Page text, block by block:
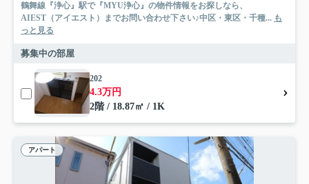
鶴舞線『浄心』駅で『MYU浄心』の物件情報をお探しなら、
AIEST（アイエスト）までお問い合わせ下さい♪中区・東区・千種... も
っと見る
募集中の部屋
202
4.3万円
2階 / 18.87㎡ / 1K
アパート